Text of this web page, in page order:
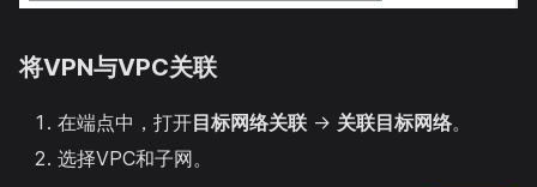
将VPN与VPC关联
在端点中，打开目标网络关联 → 关联目标网络。
选择VPC和子网。